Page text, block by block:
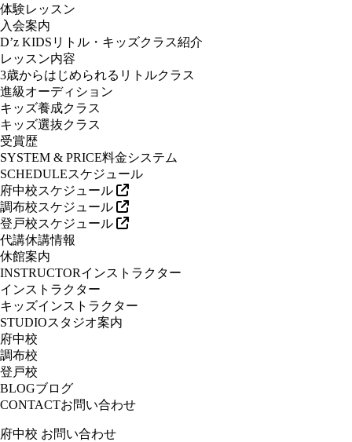
体験レッスン
入会案内
D’z KIDS リトル・キッズクラス紹介
レッスン内容
3歳からはじめられるリトルクラス
進級オーディション
キッズ養成クラス
キッズ選抜クラス
受賞歴
SYSTEM & PRICE料金システム
SCHEDULEスケジュール
府中校スケジュール
調布校スケジュール
登戸校スケジュール
代講休講情報
休館案内
INSTRUCTORインストラクター
インストラクター
キッズインストラクター
STUDIOスタジオ案内
府中校
調布校
登戸校
BLOGブログ
CONTACTお問い合わせ
府中校 お問い合わせ